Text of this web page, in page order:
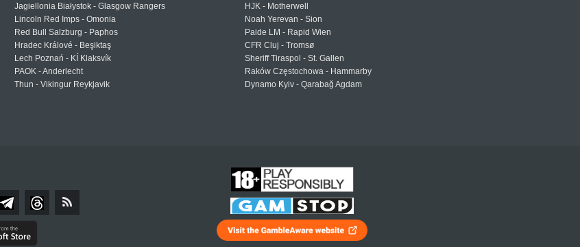
Jagiellonia Białystok - Glasgow Rangers
Lincoln Red Imps - Omonia
Red Bull Salzburg - Paphos
Hradec Králové - Beşiktaş
Lech Poznań - KÍ Klaksvík
PAOK - Anderlecht
Thun - Vikingur Reykjavik
HJK - Motherwell
Noah Yerevan - Sion
Paide LM - Rapid Wien
CFR Cluj - Tromsø
Sheriff Tiraspol - St. Gallen
Raków Częstochowa - Hammarby
Dynamo Kyiv - Qarabağ Agdam